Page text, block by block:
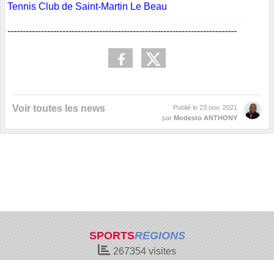
Tennis Club de Saint-Martin Le Beau
---------------------------------------------------------------------------
Voir toutes les news Publié le 23 nov. 2021
par Modesto ANTHONY
SPORTSREGIONS
267354 visites